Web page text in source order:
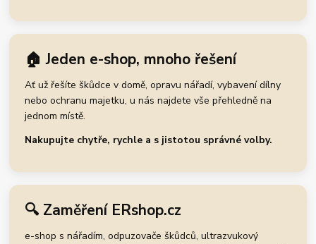
🏠 Jeden e-shop, mnoho řešení
Ať už řešíte škůdce v domě, opravu nářadí, vybavení dílny
nebo ochranu majetku, u nás najdete vše přehledně na
jednom místě.
Nakupujte chytře, rychle a s jistotou správné volby.
🔍 Zaměření ERshop.cz
e-shop s nářadím, odpuzovače škůdců, ultrazvukový